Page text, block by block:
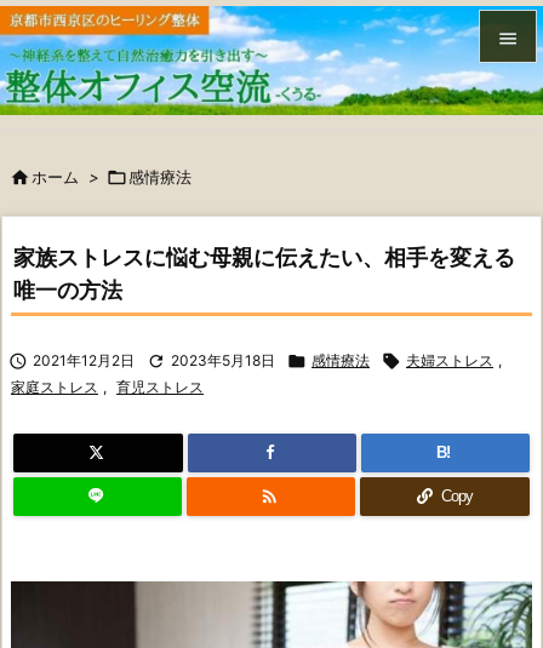


メニュ

検索
 ホーム > 感情療法
家族ストレスに悩む母親に伝えたい、相手を変える
唯一の方法
 2021年12月2日  2023年5月18日  感情療法  夫婦ストレス ,
家庭ストレス , 育児ストレス
B!
 Copy